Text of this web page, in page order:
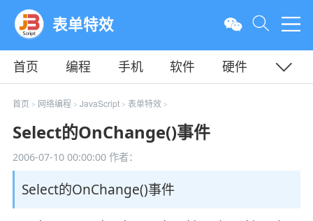
表单特效
首页 编程 手机 软件
硬件
教程
平面 服务器
首页 > 网络编程 > JavaScript> 表单特效 >
Select的OnChange()事件
2006-07-10 00:00:00作者：
Select的OnChange()事件